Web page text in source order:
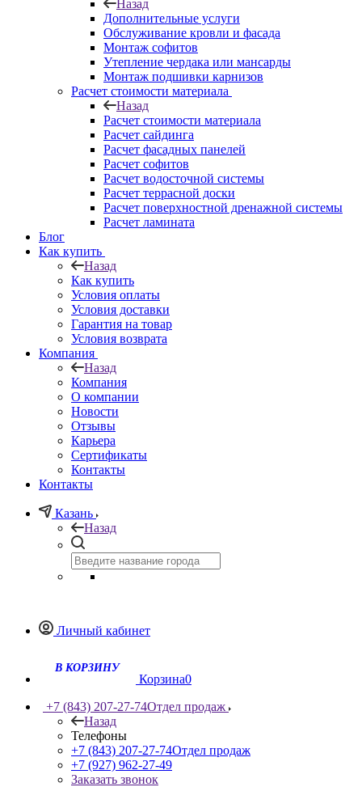
Назад
Дополнительные услуги
Обслуживание кровли и фасада
Монтаж софитов
Утепление чердака или мансарды
Монтаж подшивки карнизов
Расчет стоимости материала
Назад
Расчет стоимости материала
Расчет сайдинга
Расчет фасадных панелей
Расчет софитов
Расчет водосточной системы
Расчет террасной доски
Расчет поверхностной дренажной системы
Расчет ламината
Блог
Как купить
Назад
Как купить
Условия оплаты
Условия доставки
Гарантия на товар
Условия возврата
Компания
Назад
Компания
О компании
Новости
Отзывы
Карьера
Сертификаты
Контакты
Контакты
Казань
Назад
Личный кабинет
Корзина0
+7 (843) 207-27-74Отдел продаж
Назад
Телефоны
+7 (843) 207-27-74Отдел продаж
+7 (927) 962-27-49
Заказать звонок